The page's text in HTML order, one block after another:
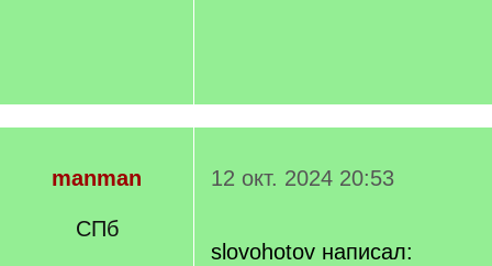
manman
СПб
12 окт. 2024 20:53
slovohotov написал: